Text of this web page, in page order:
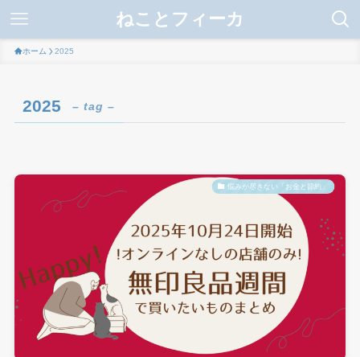
ねことフィーカ
ホーム 2025
2025 – tag –
悩みが尽きない「お金と節約」